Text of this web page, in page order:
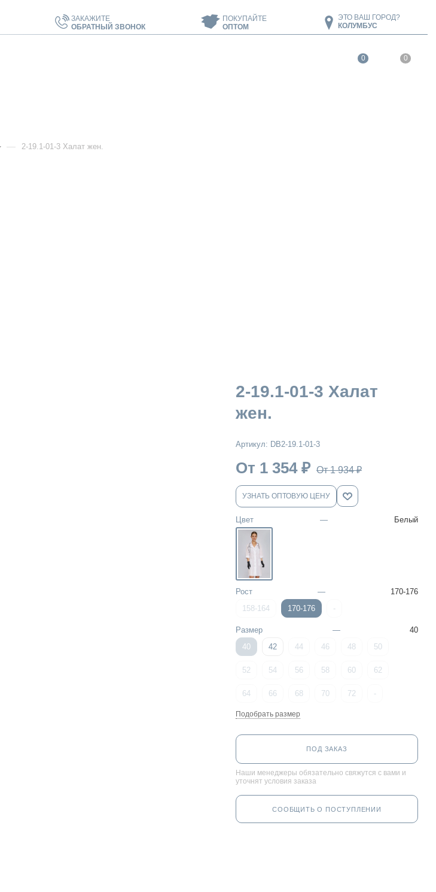
ЗАКАЖИТЕ
ОБРАТНЫЙ ЗВОНОК
ПОКУПАЙТЕ
ОПТОМ
ЭТО ВАШ ГОРОД?
КОЛУМБУС
0 0
— 2-19.1-01-3 Халат жен.
2-19.1-01-3 Халат
жен.
Артикул: DB2-19.1-01-3
От 1 354₽ От 1 934₽
УЗНАТЬ ОПТОВУЮ ЦЕНУ
Цвет — Белый
Рост —
170-176
158-164
170-176 -
Размер —
40
40
42 44 46 48 50
52 54 56 58 60 62
64 66 68 70 72 -
Подобрать размер
ПОД ЗАКАЗ
Наши менеджеры обязательно свяжутся с вами и
уточнят условия заказа
СООБЩИТЬ О ПОСТУПЛЕНИИ